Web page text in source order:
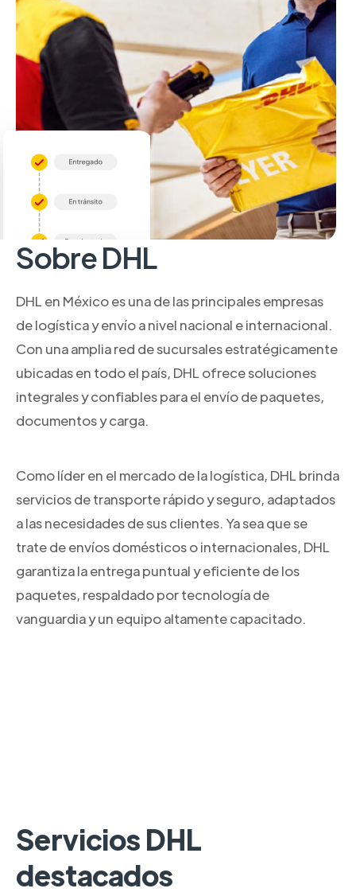
Sobre DHL
DHL en México es una de las principales empresas
de logística y envío a nivel nacional e internacional.
Con una amplia red de sucursales estratégicamente
ubicadas en todo el país, DHL ofrece soluciones
integrales y confiables para el envío de paquetes,
documentos y carga.
Como líder en el mercado de la logística, DHL brinda
servicios de transporte rápido y seguro, adaptados
a las necesidades de sus clientes. Ya sea que se
trate de envíos domésticos o internacionales, DHL
garantiza la entrega puntual y eficiente de los
paquetes, respaldado por tecnología de
vanguardia y un equipo altamente capacitado.
Servicios DHL
destacados